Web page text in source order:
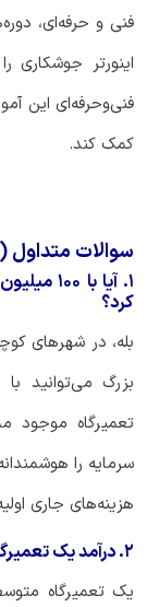
فنی و حرفهای، دوره
اینورتر جوشکاری را
فنیوحرفهای این
کمک کند.
سوالات متداول (FAQ)
۱. آیا با
کرد؟
بله، در شهرهای
بزرگ میتوانید با
تعمیرگاه موجود
سرمایه را
هزینههای جاری
۲. درآمد یک تعمیرگاه ابزار صنعتی چقدر است؟
یک تعمیرگاه